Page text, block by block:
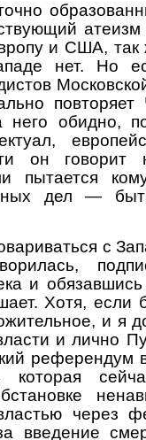
и США, так
нет. Но
него обидно,
он говорит
пытается
дел —
с
и
Хотя, если
и я
и лично
референдум
через
введение